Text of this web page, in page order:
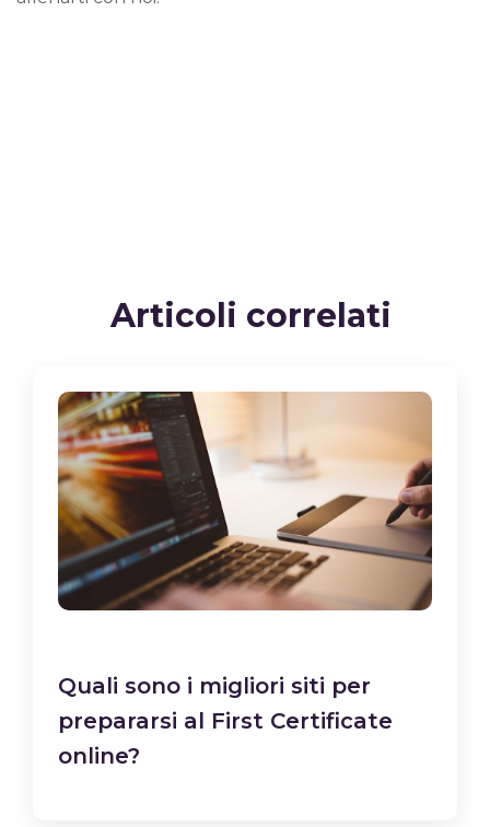
Articoli correlati
Quali sono i migliori siti per
prepararsi al First Certificate
online?